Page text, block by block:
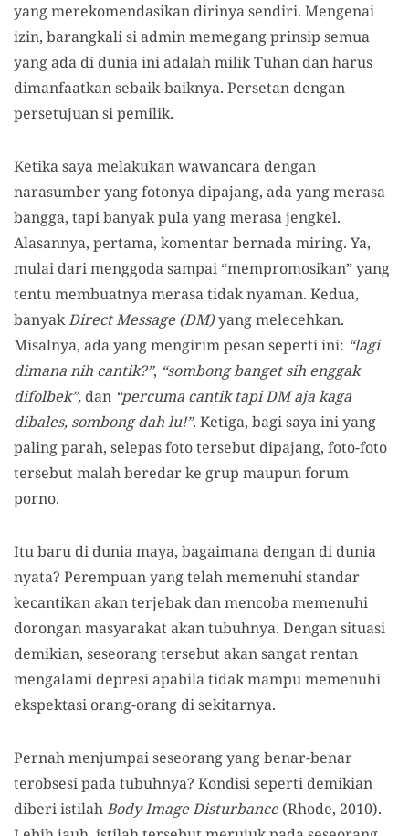
yang merekomendasikan dirinya sendiri. Mengenai
izin, barangkali si admin memegang prinsip semua
yang ada di dunia ini adalah milik Tuhan dan harus
dimanfaatkan sebaik-baiknya. Persetan dengan
persetujuan si pemilik.
Ketika saya melakukan wawancara dengan
narasumber yang fotonya dipajang, ada yang merasa
bangga, tapi banyak pula yang merasa jengkel.
Alasannya, pertama, komentar bernada miring. Ya,
mulai dari menggoda sampai “mempromosikan” yang
tentu membuatnya merasa tidak nyaman. Kedua,
banyakDirect Message (DM)yang melecehkan.
Misalnya, ada yang mengirim pesan seperti ini: “lagi
dimana nih cantik?”, “sombong banget sih enggak
difolbek”, dan “percuma cantik tapi DM aja kaga
dibales, sombong dah lu!”. Ketiga, bagi saya ini yang
paling parah, selepas foto tersebut dipajang, foto-foto
tersebut malah beredar ke grup maupun forum
porno.
Itu baru di dunia maya, bagaimana dengan di dunia
nyata? Perempuan yang telah memenuhi standar
kecantikan akan terjebak dan mencoba memenuhi
dorongan masyarakat akan tubuhnya. Dengan situasi
demikian, seseorang tersebut akan sangat rentan
mengalami depresi apabila tidak mampu memenuhi
ekspektasi orang-orang di sekitarnya.
Pernah menjumpai seseorang yang benar-benar
terobsesi pada tubuhnya? Kondisi seperti demikian
diberi istilahBody Image Disturbance(Rhode, 2010).